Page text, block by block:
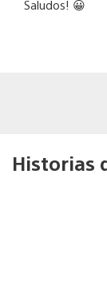
Saludos! 😀
Historias